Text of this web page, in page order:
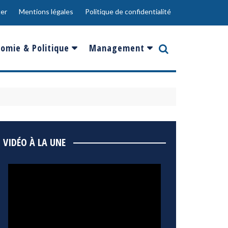
Mentions légales Politique de confidentialité
& Politique Management
Innovation
VIDÉO À LA UNE